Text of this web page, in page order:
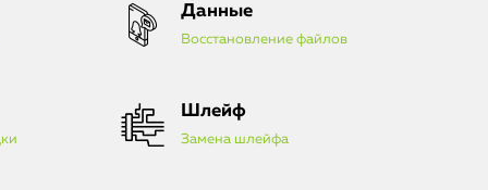
Данные
Восстановление файлов
Шлейф
Замена шлейфа